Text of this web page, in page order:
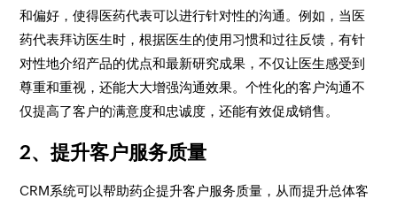
和偏好，使得医药代表可以进行针对性的沟通。例如，当医
药代表拜访医生时，根据医生的使用习惯和过往反馈，有针
对性地介绍产品的优点和最新研究成果，不仅让医生感受到
尊重和重视，还能大大增强沟通效果。个性化的客户沟通不
仅提高了客户的满意度和忠诚度，还能有效促成销售。
2、提升客户服务质量
CRM系统可以帮助药企提升客户服务质量，从而提升总体客